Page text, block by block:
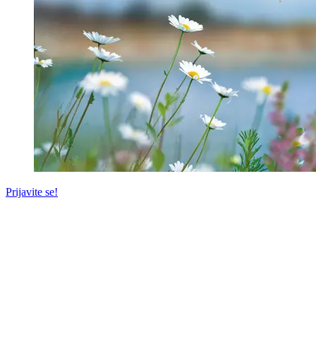
Prijavite se!